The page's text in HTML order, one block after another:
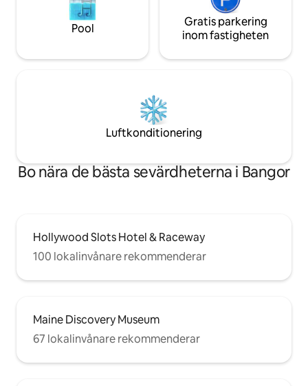
Pool
Gratis parkering
inom fastigheten
Luftkonditionering
Bo nära de bästa sevärdheterna i Bangor
Hollywood Slots Hotel & Raceway
100 lokalinvånare rekommenderar
Maine Discovery Museum
67 lokalinvånare rekommenderar